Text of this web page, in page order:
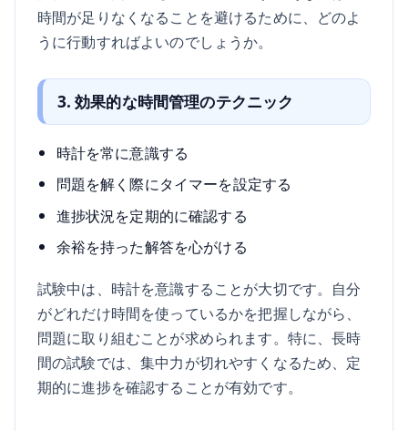
時間が足りなくなることを避けるために、どのよ
うに行動すればよいのでしょうか。
3. 効果的な時間管理のテクニック
時計を常に意識する
問題を解く際にタイマーを設定する
進捗状況を定期的に確認する
余裕を持った解答を心がける
試験中は、時計を意識することが大切です。自分
がどれだけ時間を使っているかを把握しながら、
問題に取り組むことが求められます。特に、長時
間の試験では、集中力が切れやすくなるため、定
期的に進捗を確認することが有効です。